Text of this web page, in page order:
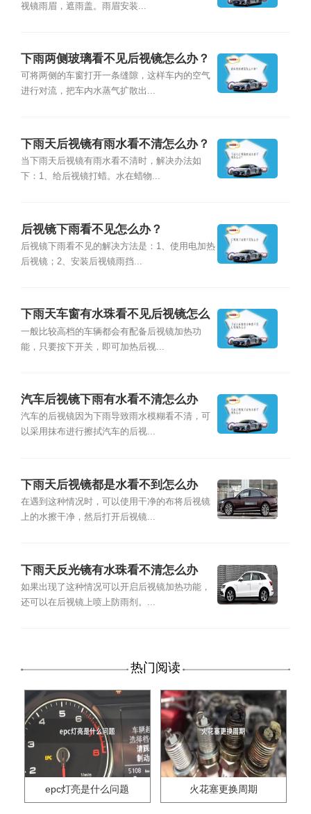
视镜雨眉，遮雨盖。雨眉安装...
下雨两侧玻璃看不见后视镜怎么办？
可将两侧的车窗打开一条缝隙，这样车内的空气
进行对流，把车内水蒸气扩散出...
下雨天后视镜有雨水看不清怎么办？
当下雨天后视镜有雨水看不清时，解决办法如
下：1、给后视镜打蜡。水在蜡物...
后视镜下雨看不见怎么办？
后视镜下雨看不见的解决方法是：1、使用电加热
后视镜；2、安装后视镜雨挡...
下雨天车窗有水珠看不见后视镜怎么
办
一般比较高档的车辆都会有配备后视镜加热功
能，只要按下开关，即可加热后视...
汽车后视镜下雨有水看不清怎么办
汽车的后视镜因为下雨导致雨水模糊看不清，可
以采用抹布进行擦拭汽车的后视...
下雨天后视镜都是水看不到怎么办
在遇到这种情况时，可以使用干净的布将后视镜
上的水擦干净，然后打开后视镜...
下雨天反光镜有水珠看不清怎么办
如果出现了这种情况可以开启后视镜加热功能，
还可以在后视镜上喷上防雨剂。...
热门阅读
epc灯亮是什么问题 火花塞更换周期